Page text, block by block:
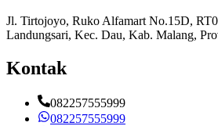
Jl. Tirtojoyo, Ruko Alfamart No.15D,
Landungsari, Kec. Dau, Kab. Malang,
Kontak
082257555999
082257555999